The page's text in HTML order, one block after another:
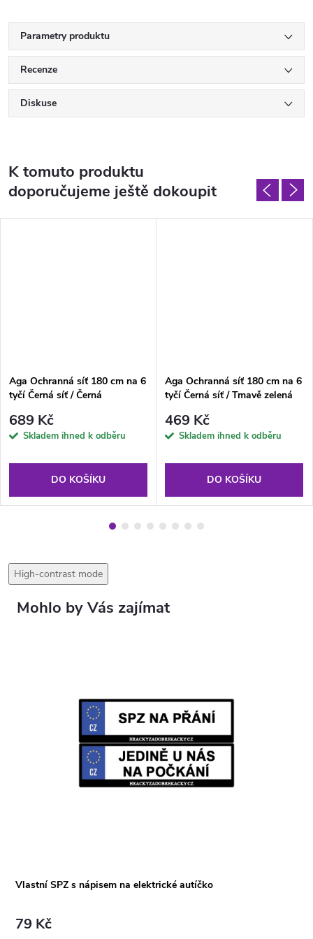
Parametry produktu
Recenze
Diskuse
K tomuto produktu
doporučujeme ještě dokoupit
Aga Ochranná síť 180 cm na 6
tyčí Černá síť / Černá
689 Kč
Skladem ihned k odběru
DO KOŠÍKU
Aga Ochranná síť 180 cm na 6
tyčí Černá síť / Tmavě zelená
469 Kč
Skladem ihned k odběru
DO KOŠÍKU
High-contrast mode
Vlastní SPZ s nápisem na elektrické autíčko
79 Kč